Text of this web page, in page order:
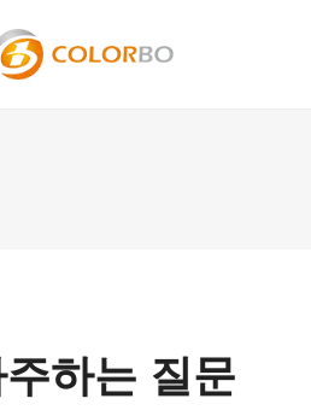
하는 질문